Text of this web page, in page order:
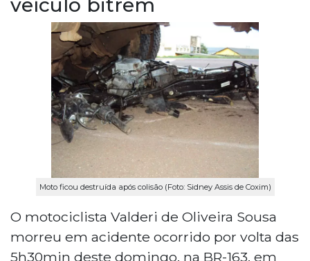
Moto ficou destruída após colisão (Foto: Sidney Assis de Coxim)
O motociclista Valderi de Oliveira Sousa
morreu em acidente ocorrido por volta das
5h30min deste domingo, na BR-163, em